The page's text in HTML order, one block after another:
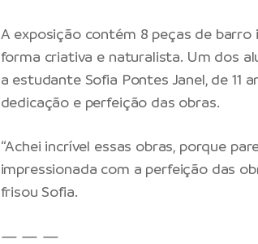
A exposição contém 8 peças de
forma criativa e naturalista. Um dos
a estudante Sofia Pontes Janel, de 11
dedicação e perfeição das obras.
“Achei incrível essas obras, porque
impressionada com a perfeição das
frisou Sofia.
— — —